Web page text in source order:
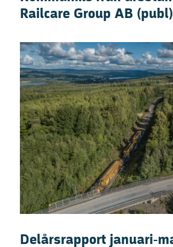
Railcare Group AB (publ)
Delårsrapport januari-